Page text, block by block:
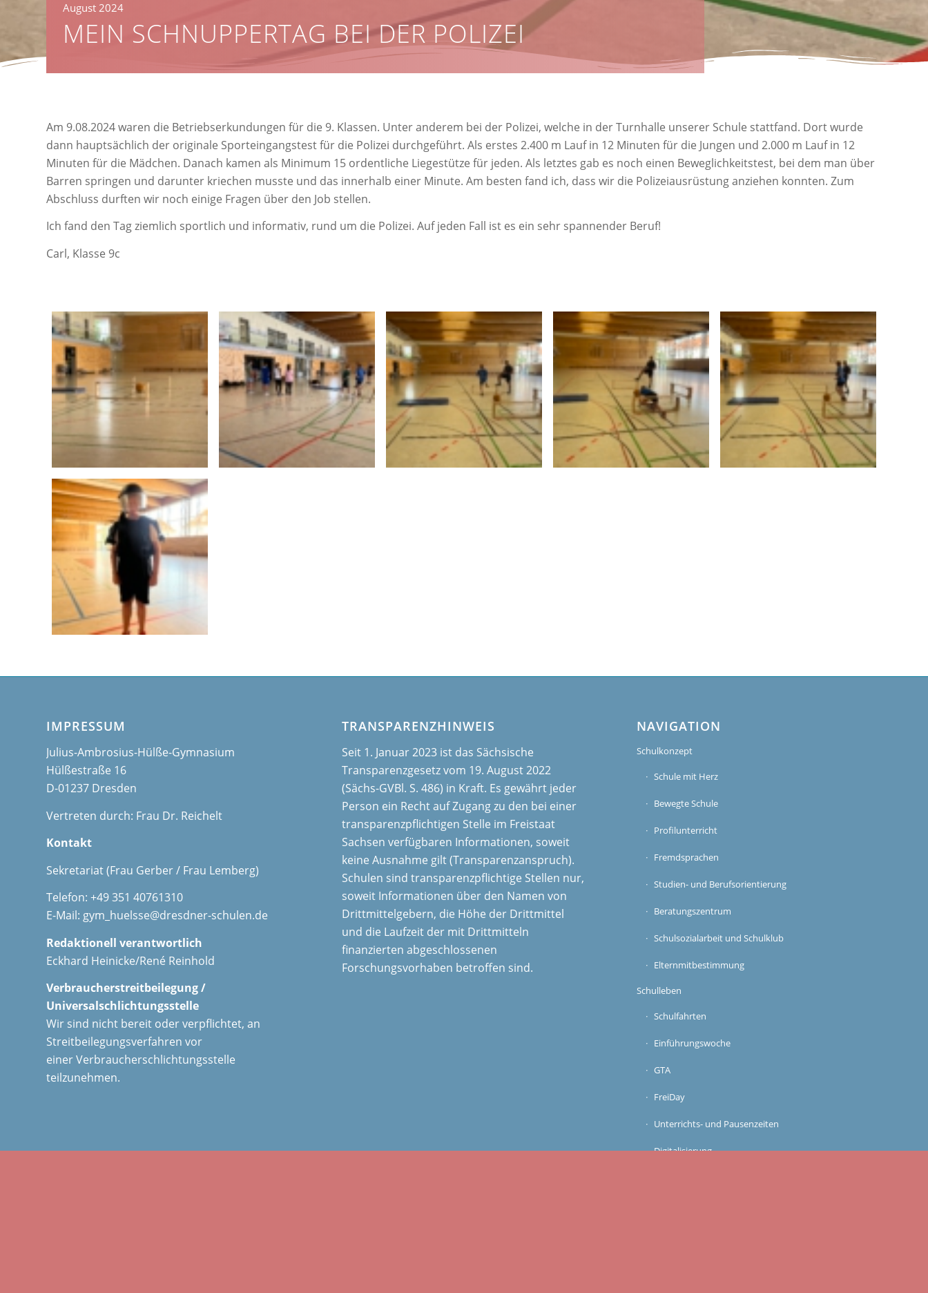
August 2024
MEIN SCHNUPPERTAG BEI DER POLIZEI
Am 9.08.2024 waren die Betriebserkundungen für die 9. Klassen. Unter anderem bei der Polizei, welche in der Turnhalle unserer Schule stattfand. Dort wurde
dann hauptsächlich der originale Sporteingangstest für die Polizei durchgeführt. Als erstes 2.400 m Lauf in 12 Minuten für die Jungen und 2.000 m Lauf in 12
Minuten für die Mädchen. Danach kamen als Minimum 15 ordentliche Liegestütze für jeden. Als letztes gab es noch einen Beweglichkeitstest, bei dem man über
Barren springen und darunter kriechen musste und das innerhalb einer Minute. Am besten fand ich, dass wir die Polizeiausrüstung anziehen konnten. Zum
Abschluss durften wir noch einige Fragen über den Job stellen.
Ich fand den Tag ziemlich sportlich und informativ, rund um die Polizei. Auf jeden Fall ist es ein sehr spannender Beruf!
Carl, Klasse 9c
IMPRESSUM
Julius-Ambrosius-Hülße-Gymnasium
Hülßestraße 16
D-01237 Dresden
Vertreten durch: Frau Dr. Reichelt
Kontakt
Sekretariat (Frau Gerber / Frau Lemberg)
Telefon: +49 351 40761310
E-Mail: gym_huelsse@dresdner-schulen.de
Redaktionell verantwortlich
Eckhard Heinicke/René Reinhold
Verbraucherstreitbeilegung /
Universalschlichtungsstelle
Wir sind nicht bereit oder verpflichtet, an
Streitbeilegungsverfahren vor
einer Verbraucherschlichtungsstelle
teilzunehmen.
TRANSPARENZHINWEIS
Seit 1. Januar 2023 ist das Sächsische
Transparenzgesetz vom 19. August 2022
(Sächs-GVBl. S. 486) in Kraft. Es gewährt jeder
Person ein Recht auf Zugang zu den bei einer
transparenzpflichtigen Stelle im Freistaat
Sachsen verfügbaren Informationen, soweit
keine Ausnahme gilt (Transparenzanspruch).
Schulen sind transparenzpflichtige Stellen nur,
soweit Informationen über den Namen von
Drittmittelgebern, die Höhe der Drittmittel
und die Laufzeit der mit Drittmitteln
finanzierten abgeschlossenen
Forschungsvorhaben betroffen sind.
NAVIGATION
Schulkonzept
Schule mit Herz
Bewegte Schule
Profilunterricht
Fremdsprachen
Studien- und Berufsorientierung
Beratungszentrum
Schulsozialarbeit und Schulklub
Elternmitbestimmung
Schulleben
Schulfahrten
Einführungswoche
GTA
FreiDay
Unterrichts- und Pausenzeiten
Digitalisierung